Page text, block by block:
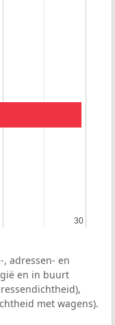
30
30
adressen- en
en in buurt
met wagens).